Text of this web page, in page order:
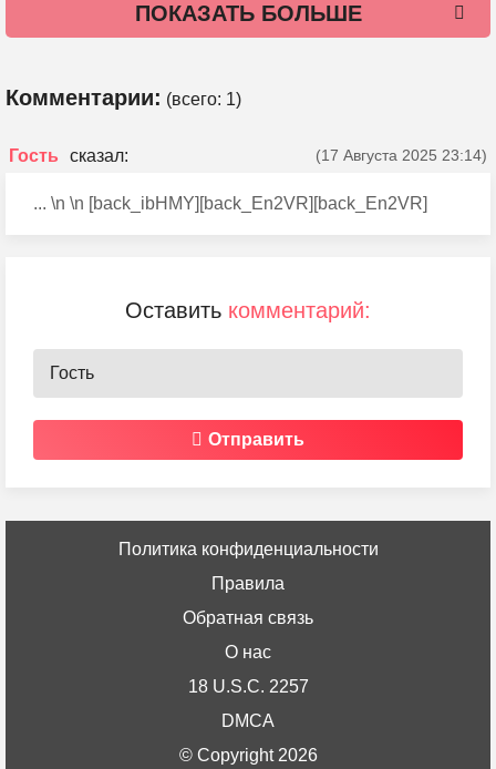
ПОКАЗАТЬ БОЛЬШЕ
Комментарии: (всего: 1)
Гость (17 Августа 2025 23:14)
... \n \n [back_ibHMY][back_En2VR][back_En2VR]
Оставить комментарий:
Отправить
Политика конфиденциальности
Правила
Обратная связь
О нас
18 U.S.C. 2257
DMCA
© Copyright 2026